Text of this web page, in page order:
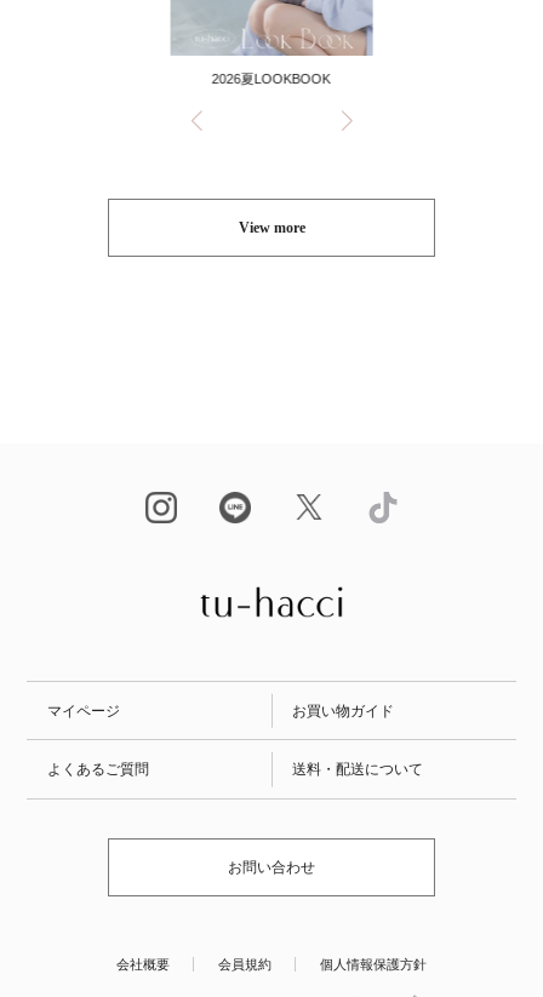
2026夏LOOKBOOK
View more
マイページ お買い物ガイド
よくあるご質問 送料・配送について
お問い合わせ
会社概要 会員規約 個人情報保護方針